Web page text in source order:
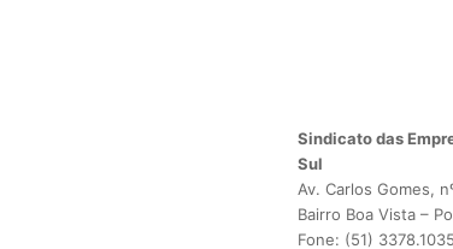
Sindicato das
Sul
Av. Carlos Gomes,
Bairro Boa Vista –
Fone: (51) 3378.1035